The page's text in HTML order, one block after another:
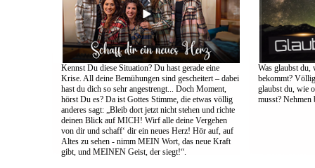
Kennst Du diese Situation? Du hast gerade eine
Krise. All deine Bemühungen sind gescheitert – dabei
hast du dich so sehr angestrengt... Doch Moment,
hörst Du es? Da ist Gottes Stimme, die etwas völlig
anderes sagt: „Bleib dort jetzt nicht stehen und richte
deinen Blick auf MICH! Wirf alle deine Vergehen
von dir und schaff‘ dir ein neues Herz! Hör auf, auf
Altes zu sehen - nimm MEIN Wort, das neue Kraft
gibt, und MEINEN Geist, der siegt!“.
Was glaubst du,
bekommt?
glaubst du, wie
musst? Nehmen